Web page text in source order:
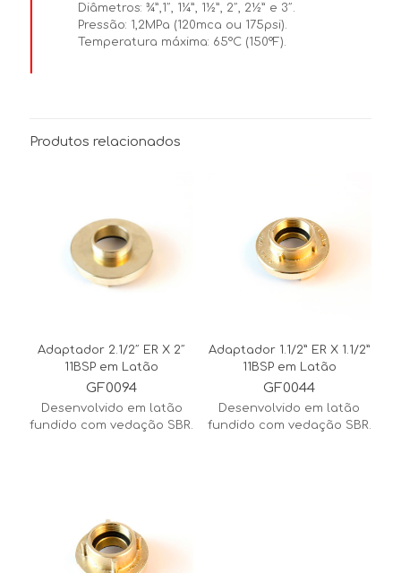
Diâmetros: ¾”,1″, 1¼”, 1½”, 2″, 2½” e 3″.
Pressão: 1,2MPa (120mca ou 175psi).
Temperatura máxima: 65°C (150°F).
Produtos relacionados
Adaptador 2.1/2″ ER X 2″
11BSP em Latão
GF0094
Desenvolvido em latão
fundido com vedação SBR.
Adaptador 1.1/2” ER X 1.1/2”
11BSP em Latão
GF0044
Desenvolvido em latão
fundido com vedação SBR.